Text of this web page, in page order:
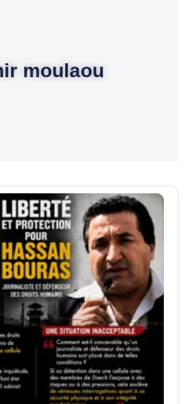
moulaou